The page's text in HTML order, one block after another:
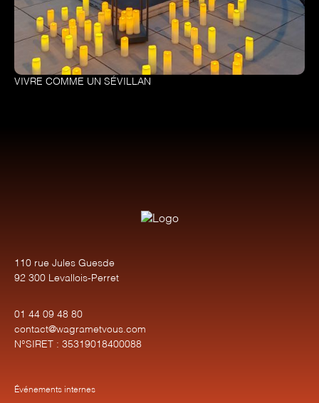
VIVRE COMME UN SÉVILLAN
110 rue Jules Guesde
92 300 Levallois-Perret
01 44 09 48 80
contact@wagrametvous.com
N°SIRET : 35319018400088
Événements internes